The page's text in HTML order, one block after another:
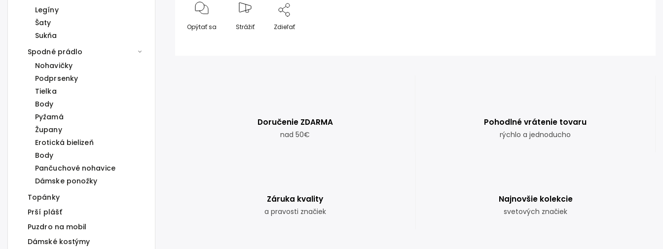
Legíny
Šaty
Sukňa
Spodné prádlo
Nohavičky
Podprsenky
Tielka
Body
Pyžamá
Župany
Erotická bielizeň
Body
Pančuchové nohavice
Dámske ponožky
Topánky
Prší plášť
Puzdro na mobil
Dámské kostýmy
Opýtať sa Strážiť Zdieľať
Doručenie ZDARMA
nad 50€
Pohodlné vrátenie tovaru
rýchlo a jednoducho
Záruka kvality
a pravosti značiek
Najnovšie kolekcie
svetových značiek